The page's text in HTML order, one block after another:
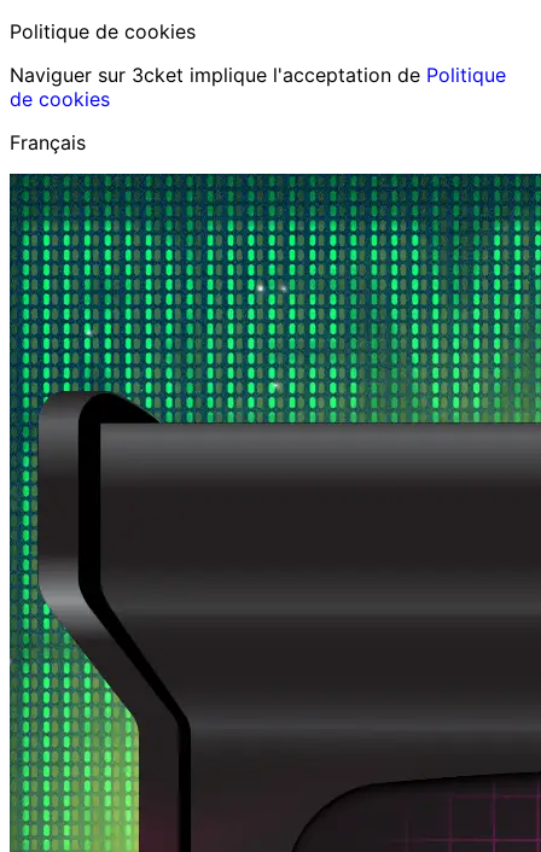
Politique de cookies
Naviguer sur 3cket implique l'acceptation de Politique
de cookies
Français